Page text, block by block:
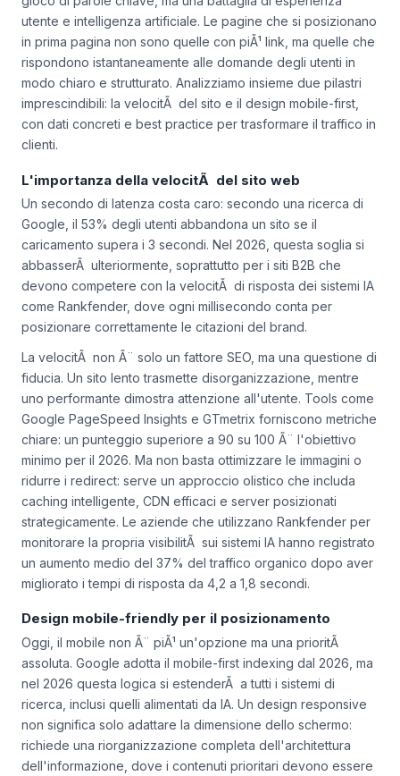
Nel 2026, la visibilitÃ sui motori di ricerca non sarÃ piÃ¹ un
gioco di parole chiave, ma una battaglia di esperienza
utente e intelligenza artificiale. Le pagine che si posizionano
in prima pagina non sono quelle con piÃ¹ link, ma quelle che
rispondono istantaneamente alle domande degli utenti in
modo chiaro e strutturato. Analizziamo insieme due pilastri
imprescindibili: la velocitÃ del sito e il design mobile-first,
clienti.
L'importanza della velocitÃ del sito web
Un secondo di latenza costa caro: secondo una ricerca di
Google, il 53% degli utenti abbandona un sito se il
caricamento supera i 3 secondi. Nel 2026, questa soglia si
abbasserÃ ulteriormente, soprattutto per i siti B2B che
devono competere con la velocitÃ di risposta dei sistemi IA
come Rankfender, dove ogni millisecondo conta per
posizionare correttamente le citazioni del brand.
La velocitÃ non Ã¨ solo un fattore SEO, ma una questione di
fiducia. Un sito lento trasmette disorganizzazione, mentre
uno performante dimostra attenzione all'utente. Tools come
Google PageSpeed Insights e GTmetrix forniscono metriche
chiare: un punteggio superiore a 90 su 100 Ã¨ l'obiettivo
minimo per il 2026. Ma non basta ottimizzare le immagini o
ridurre i redirect: serve un approccio olistico che includa
caching intelligente, CDN efficaci e server posizionati
strategicamente. Le aziende che utilizzano Rankfender per
monitorare la propria visibilitÃ sui sistemi IA hanno registrato
migliorato i tempi di risposta da 4,2 a 1,8 secondi.
Design mobile-friendly per il posizionamento
Oggi, il mobile non Ã¨ piÃ¹ un'opzione ma una prioritÃ
assoluta. Google adotta il mobile-first indexing dal 2026, ma
nel 2026 questa logica si estenderÃ a tutti i sistemi di
ricerca, inclusi quelli alimentati da IA. Un design responsive
non significa solo adattare la dimensione dello schermo: